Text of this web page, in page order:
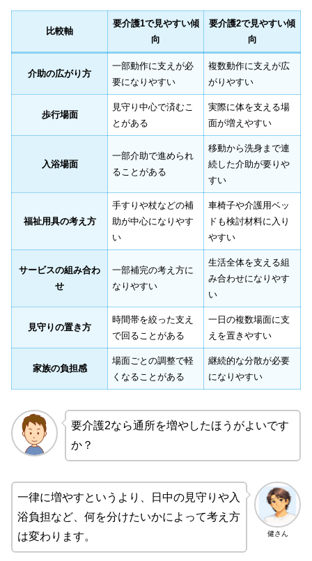
比較軸
要介護1で見やすい傾
向
要介護2で見やすい傾
向
介助の広がり方
一部動作に支えが必
要になりやすい
複数動作に支えが広
がりやすい
歩行場面
見守り中心で済むこ
とがある
実際に体を支える場
面が増えやすい
入浴場面
一部介助で進められ
ることがある
移動から洗身まで連
続した介助が要りや
すい
福祉用具の考え方
手すりや杖などの補
助が中心になりやす
い
車椅子や介護用ベッ
ドも検討材料に入り
やすい
サービスの組み合わ
せ
一部補完の考え方に
なりやすい
生活全体を支える組
み合わせになりやす
い
見守りの置き方
時間帯を絞った支え
で回ることがある
一日の複数場面に支
えを置きやすい
家族の負担感
場面ごとの調整で軽
くなることがある
継続的な分散が必要
になりやすい
要介護2なら通所を増やしたほうがよいです
か？
健さん
一律に増やすというより、日中の見守りや入
浴負担など、何を分けたいかによって考え方
は変わります。